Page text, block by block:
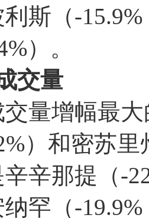
斯（-
）。
交量
量增幅最
）和密苏
辛那提（-
罕（-